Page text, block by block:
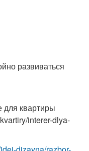
развиваться
для квартиры
interer-dlya-